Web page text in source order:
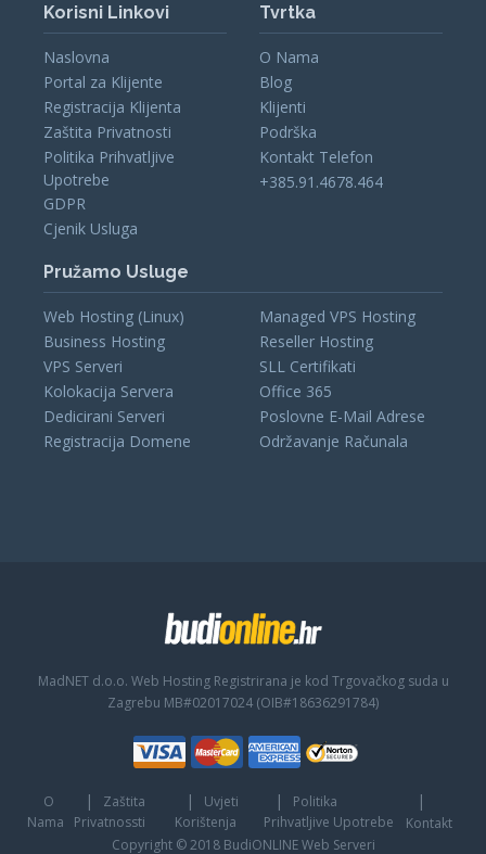
Pružamo Usluge
Web Hosting (Linux)
Business Hosting
VPS Serveri
Kolokacija Servera
Dedicirani Serveri
Registracija Domene
Managed VPS Hosting
Reseller Hosting
SLL Certifikati
Office 365
Poslovne E-Mail Adrese
Održavanje Računala
Korisni Linkovi
Naslovna
Portal za Klijente
Registracija Klijenta
Zaštita Privatnosti
Politika Prihvatljive
Upotrebe
GDPR
Cjenik Usluga
Tvrtka
O Nama
Blog
Klijenti
Podrška
Kontakt Telefon
+385.91.4678.464
MadNET d.o.o. Web Hosting Registrirana je kod Trgovačkog suda u
Zagrebu MB#02017024 (OIB#18636291784)
O
Nama
Zaštita
Privatnossti
Uvjeti
Korištenja
Politika
Prihvatljive Upotrebe
Kontakt
Copyright © 2018 BudiONLINE Web Serveri